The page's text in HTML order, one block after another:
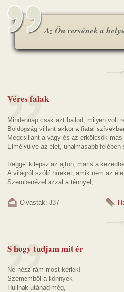
Az Ön versének a
Véres falak
Mindennap csak azt hallod, milyen volt
Boldogság villant akkor a fiatal
Megcsillant a vágy és az erkölcsök
Elmélyülve az élet, unalmasabb felében
Reggel kilépsz az ajtón, máris a
A világról szóló híreket, amik nem az
Szembenézel azzal a ténnyel, ...
Olvasták: 837
S hogy tudjam mit ér
Ne nézz rám most kérlek!
Szememből a könnyek
Hullnak utánad még,